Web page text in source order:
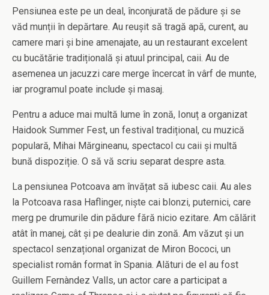
Pensiunea este pe un deal, înconjurată de pădure și se
văd munții în depărtare. Au reușit să tragă apă, curent, au
camere mari și bine amenajate, au un restaurant excelent
cu bucătărie tradițională și atuul principal, caii. Au de
asemenea un jacuzzi care merge încercat în vârf de munte,
iar programul poate include și masaj.
Pentru a aduce mai multă lume în zonă, Ionuț a organizat
Haidook Summer Fest, un festival tradițional, cu muzică
populară, Mihai Mărgineanu, spectacol cu caii și multă
bună dispoziție. O să vă scriu separat despre asta.
La pensiunea Potcoava am învățat să iubesc caii. Au ales
la Potcoava rasa Haflinger, niște cai blonzi, puternici, care
merg pe drumurile din pădure fără nicio ezitare. Am călărit
atât în manej, cât și pe dealurie din zonă. Am văzut și un
spectacol senzațional organizat de Miron Bococi, un
specialist român format în Spania. Alături de el au fost
Guillem Fernàndez Valls, un actor care a participat a